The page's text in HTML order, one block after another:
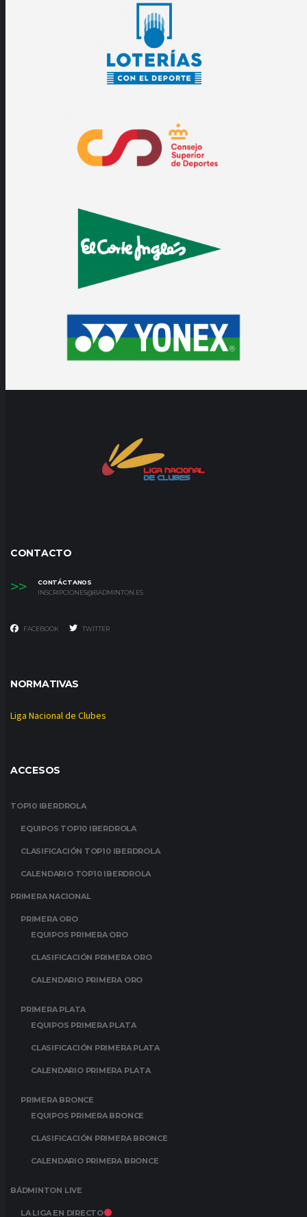
CONTACTO
>>
CONTÁCTANOS
INSCRIPCIONES@BADMINTON.ES
FACEBOOK TWITTER
NORMATIVAS
Liga Nacional de Clubes
ACCESOS
TOP10 IBERDROLA
EQUIPOS TOP10 IBERDROLA
CLASIFICACIÓN TOP10 IBERDROLA
CALENDARIO TOP10 IBERDROLA
PRIMERA NACIONAL
PRIMERA ORO
EQUIPOS PRIMERA ORO
CLASIFICACIÓN PRIMERA ORO
CALENDARIO PRIMERA ORO
PRIMERA PLATA
EQUIPOS PRIMERA PLATA
CLASIFICACIÓN PRIMERA PLATA
CALENDARIO PRIMERA PLATA
PRIMERA BRONCE
EQUIPOS PRIMERA BRONCE
CLASIFICACIÓN PRIMERA BRONCE
CALENDARIO PRIMERA BRONCE
BÁDMINTON LIVE
LA LIGA EN DIRECTO